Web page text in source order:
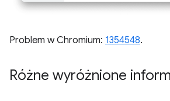
Problem w Chromium: 1354548.
Różne wyróżnione